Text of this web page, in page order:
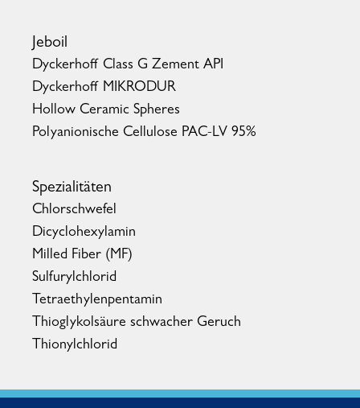
Jeboil
Dyckerhoff Class G Zement API
Dyckerhoff MIKRODUR
Hollow Ceramic Spheres
Polyanionische Cellulose PAC-LV 95%
Spezialitäten
Chlorschwefel
Dicyclohexylamin
Milled Fiber (MF)
Sulfurylchlorid
Tetraethylenpentamin
Thioglykolsäure schwacher Geruch
Thionylchlorid